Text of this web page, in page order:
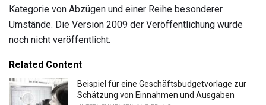
Kategorie von Abzügen und einer Reihe besonderer
Umstände. Die Version 2009 der Veröffentlichung wurde
noch nicht veröffentlicht.
Related Content
Beispiel für eine Geschäftsbudgetvorlage zur
Schätzung von Einnahmen und Ausgaben